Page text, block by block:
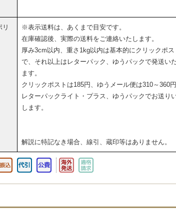
リ
※表示送料は、あくまで目安です。
在庫確認後、実際の送料をご連絡いたします。
厚み3cm以内、重さ1kg以内は基本的にクリックポス
で、それ以上はレターパック、ゆうパックで発送い
ます。
クリックポストは185円、ゆうメール便は310～360円
レターパックライト・プラス、ゆうパックでお送り
します。
解説に特記なき場合、線引、蔵印等はありません。